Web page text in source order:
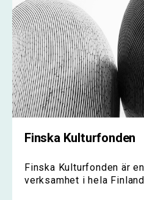
Finska Kulturfonden
Finska Kulturfonden är
verksamhet i hela